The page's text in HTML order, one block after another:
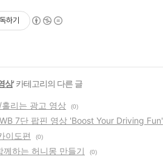
하기
상' 카테고리의 다른 글
리는 광고 영상 (0)
7단 팝핀 영상 'Boost Your Driving Fun'
이도편 (0)
하는 허니몽 만들기 (0)